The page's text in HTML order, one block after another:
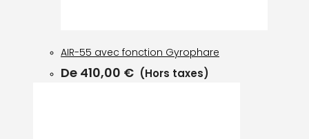
AIR-55 avec fonction Gyrophare
De 410,00 € (Hors taxes)